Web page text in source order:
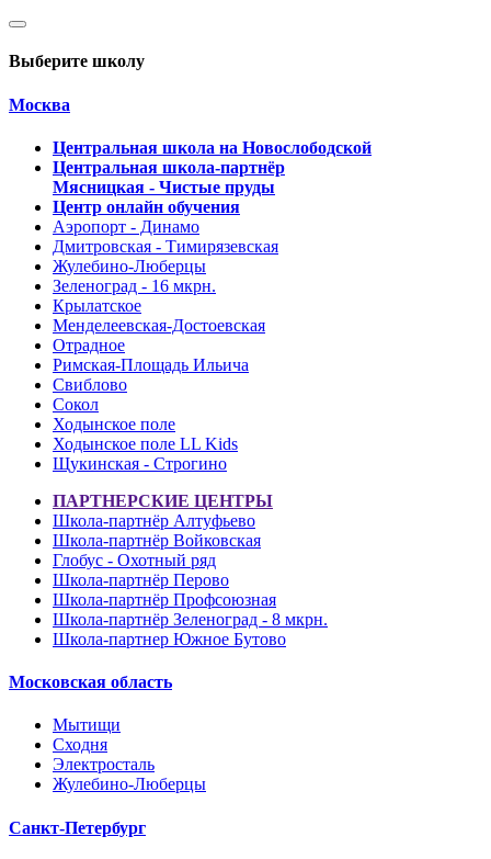
Выберите школу
Москва
Центральная школа на Новослободской
Центральная школа-партнёр
Мясницкая - Чистые пруды
Центр онлайн обучения
Аэропорт - Динамо
Дмитровская - Тимирязевская
Жулебино-Люберцы
Зеленоград - 16 мкрн.
Крылатское
Менделеевская-Достоевская
Отрадное
Римская-Площадь Ильича
Свиблово
Сокол
Ходынское поле
Ходынское поле LL Kids
Щукинская - Строгино
ПАРТНЕРСКИЕ ЦЕНТРЫ
Школа-партнёр Алтуфьево
Школа-партнёр Войковская
Глобус - Охотный ряд
Школа-партнёр Перово
Школа-партнёр Профсоюзная
Школа-партнёр Зеленоград - 8 мкрн.
Школа-партнер Южное Бутово
Московская область
Мытищи
Сходня
Электросталь
Жулебино-Люберцы
Санкт-Петербург